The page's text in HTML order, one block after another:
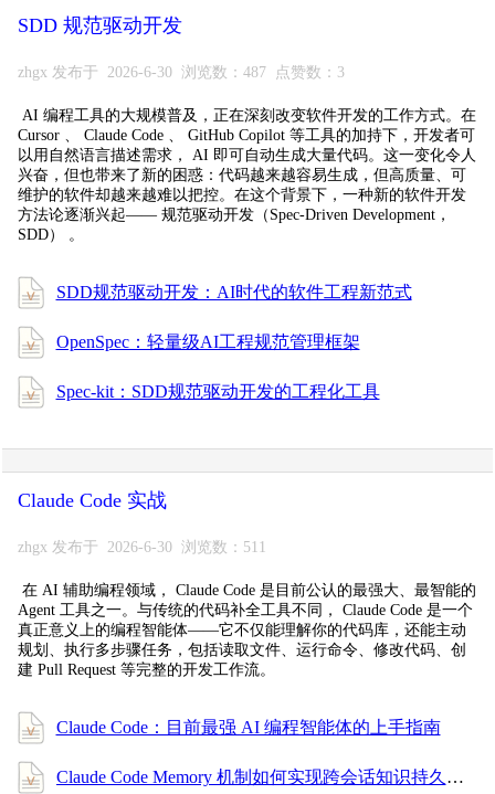
SDD 规范驱动开发
zhgx 发布于 2026-6-30 浏览数：487 点赞数：3
AI 编程工具的大规模普及，正在深刻改变软件开发的工作方式。在
Cursor 、 Claude Code 、 GitHub Copilot 等工具的加持下，开发者可
以用自然语言描述需求， AI 即可自动生成大量代码。这一变化令人
兴奋，但也带来了新的困惑：代码越来越容易生成，但高质量、可
维护的软件却越来越难以把控。在这个背景下，一种新的软件开发
方法论逐渐兴起—— 规范驱动开发（Spec-Driven Development，
SDD） 。
SDD规范驱动开发：AI时代的软件工程新范式
OpenSpec：轻量级AI工程规范管理框架
Spec-kit：SDD规范驱动开发的工程化工具
Claude Code 实战
zhgx 发布于 2026-6-30 浏览数：511
在 AI 辅助编程领域， Claude Code 是目前公认的最强大、最智能的
Agent 工具之一。与传统的代码补全工具不同， Claude Code 是一个
真正意义上的编程智能体——它不仅能理解你的代码库，还能主动
规划、执行多步骤任务，包括读取文件、运行命令、修改代码、创
建 Pull Request 等完整的开发工作流。
Claude Code：目前最强 AI 编程智能体的上手指南
Claude Code Memory 机制如何实现跨会话知识持久化